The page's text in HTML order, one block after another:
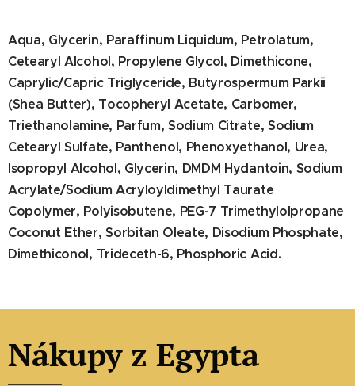
Aqua, Glycerin, Paraffinum Liquidum, Petrolatum,
Cetearyl Alcohol, Propylene Glycol, Dimethicone,
Caprylic/Capric Triglyceride, Butyrospermum Parkii
(Shea Butter), Tocopheryl Acetate, Carbomer,
Triethanolamine, Parfum, Sodium Citrate, Sodium
Cetearyl Sulfate, Panthenol, Phenoxyethanol, Urea,
Isopropyl Alcohol, Glycerin, DMDM Hydantoin, Sodium
Acrylate/Sodium Acryloyldimethyl Taurate
Copolymer, Polyisobutene, PEG-7 Trimethylolpropane
Coconut Ether, Sorbitan Oleate, Disodium Phosphate,
Dimethiconol, Trideceth-6, Phosphoric Acid.
Nákupy z Egypta